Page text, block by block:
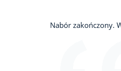
Nabór zakończony.